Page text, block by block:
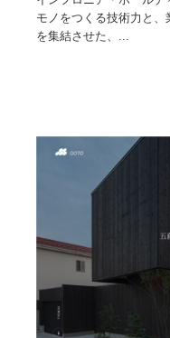
モノをつくる技術力と
を集結させた、...